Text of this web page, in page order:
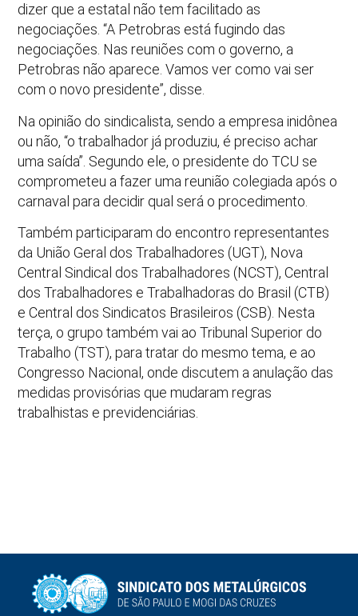
dizer que a estatal não tem facilitado as
negociações. “A Petrobras está fugindo das
negociações. Nas reuniões com o governo, a
Petrobras não aparece. Vamos ver como vai ser
com o novo presidente”, disse.
Na opinião do sindicalista, sendo a empresa inidônea
ou não, “o trabalhador já produziu, é preciso achar
uma saída”. Segundo ele, o presidente do TCU se
comprometeu a fazer uma reunião colegiada após o
carnaval para decidir qual será o procedimento.
Também participaram do encontro representantes
da União Geral dos Trabalhadores (UGT), Nova
Central Sindical dos Trabalhadores (NCST), Central
dos Trabalhadores e Trabalhadoras do Brasil (CTB)
e Central dos Sindicatos Brasileiros (CSB). Nesta
terça, o grupo também vai ao Tribunal Superior do
Trabalho (TST), para tratar do mesmo tema, e ao
Congresso Nacional, onde discutem a anulação das
medidas provisórias que mudaram regras
trabalhistas e previdenciárias.